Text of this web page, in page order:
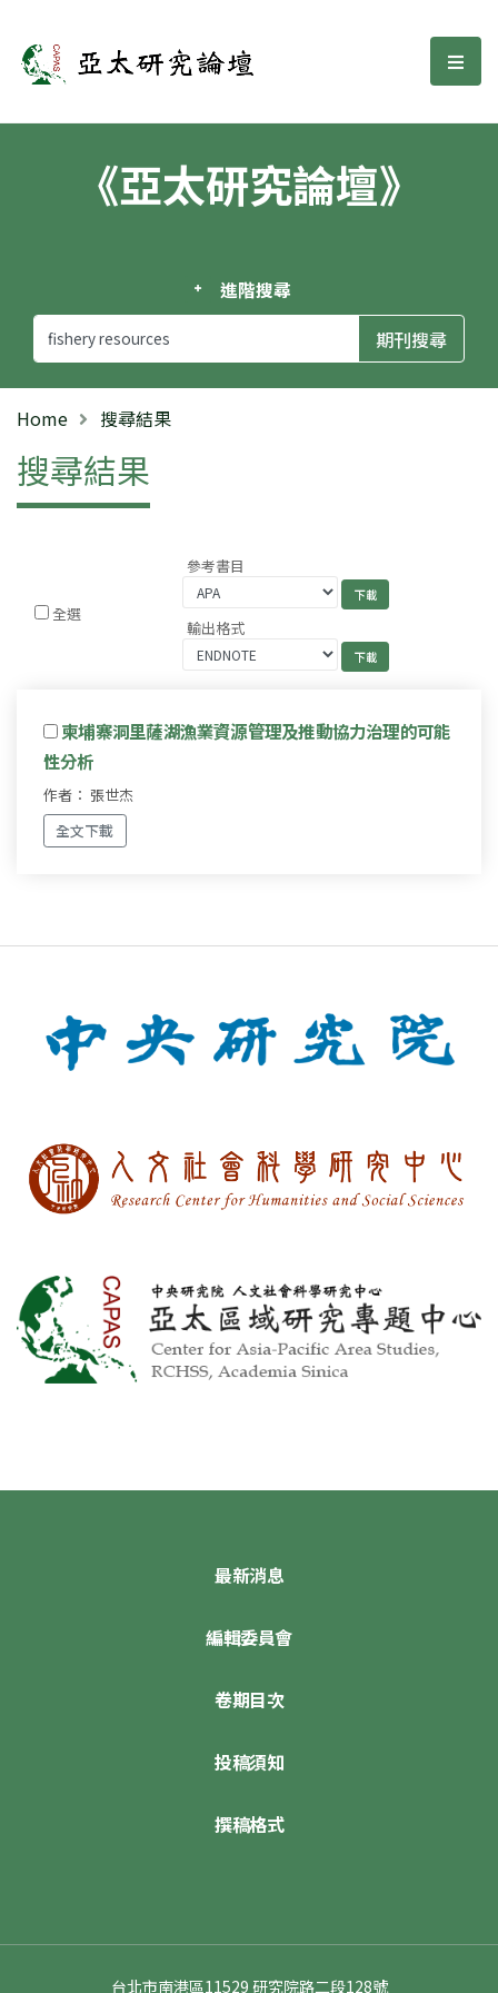
亞太研究論壇 選
《亞太研究論壇》
進階搜尋
Home 搜尋結果
搜尋結果
全選
參考書目
輸出格式
柬埔寨洞里薩湖漁業資源管理及推動協力治理的可能
性分析
作者： 張世杰
全文下載
最新消息
編輯委員會
卷期目次
投稿須知
撰稿格式
台北市南港區11529 研究院路二段128號